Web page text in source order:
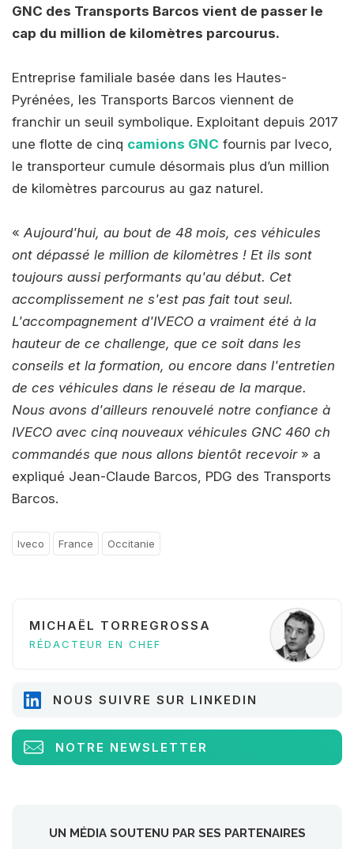
GNC des Transports Barcos vient de passer le
cap du million de kilomètres parcourus.
Entreprise familiale basée dans les Hautes-
Pyrénées, les Transports Barcos viennent de
franchir un seuil symbolique. Exploitant depuis 2017
une flotte de cinq camions GNC fournis par Iveco,
le transporteur cumule désormais plus d’un million
de kilomètres parcourus au gaz naturel.
« Aujourd'hui, au bout de 48 mois, ces véhicules
ont dépassé le million de kilomètres ! Et ils sont
toujours aussi performants qu'au début. Cet
accomplissement ne s'est pas fait tout seul.
L'accompagnement d'IVECO a vraiment été à la
hauteur de ce challenge, que ce soit dans les
conseils et la formation, ou encore dans l'entretien
de ces véhicules dans le réseau de la marque.
Nous avons d'ailleurs renouvelé notre confiance à
IVECO avec cinq nouveaux véhicules GNC 460 ch
commandés que nous allons bientôt recevoir » a
expliqué Jean-Claude Barcos, PDG des Transports
Barcos.
Iveco France Occitanie
MICHAËL TORREGROSSA
RÉDACTEUR EN CHEF
NOUS SUIVRE SUR LINKEDIN
NOTRE NEWSLETTER
UN MÉDIA SOUTENU PAR SES PARTENAIRES